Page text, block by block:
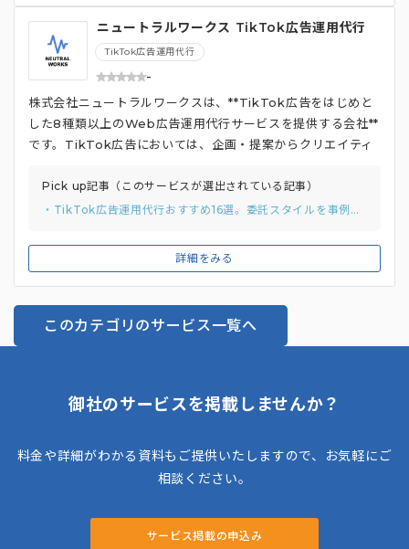
タを取り、PDCAを回しながらアカウントを育成します。
ニュートラルワークス TikTok広告運用代行
TikTok広告運用代行
-
詳細をみる
株式会社ニュートラルワークスは、**TikTok広告をはじめと
した8種類以上のWeb広告運用代行サービスを提供する会社**
です。TikTok広告においては、企画・提案からクリエイティ
でサポートしています。 動画制作経験豊富なプロフェッショ
ナルとTikTokマーケティングに精通したスタッフが、企業の
融・美容・ITなど、16を超える業界でのTikTok広告対応実績
を有しているのも特徴**です。幅広い業界の企業に対して、そ
Pick up記事（このサービスが選出されている記事）
・TikTok広告運用代行おすすめ16選。委託スタイルを事例から分類して紹介
このカテゴリのサービス一覧へ
御社のサービスを掲載しませんか？
料金や詳細がわかる資料もご提供いたしますので、お気軽にご
相談ください。
サービス掲載の申込み